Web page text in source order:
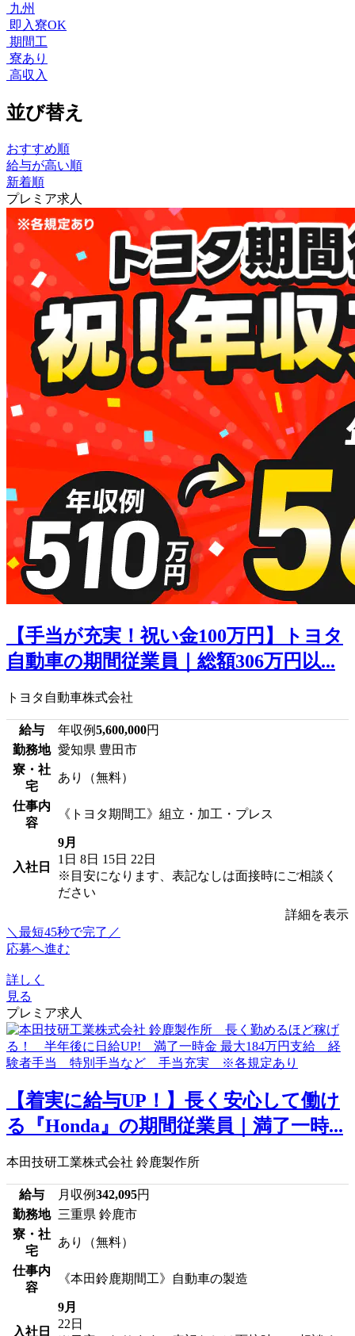
九州
即入寮OK
期間工
寮あり
高収入
並び替え
おすすめ順
給与が高い順
新着順
プレミア求人
【手当が充実！祝い金100万円】トヨタ
自動車の期間従業員｜総額306万円以...
トヨタ自動車株式会社
給与 年収例5,600,000円
勤務地 愛知県 豊田市
寮・社
宅
あり（無料）
仕事内
容
《トヨタ期間工》組立・加工・プレス
入社日
9月
1日 8日 15日 22日
※目安になります、表記なしは面接時にご相談く
ださい
詳細を表示
＼最短45秒で完了／
応募へ進む
詳しく
見る
プレミア求人
【着実に給与UP！】長く安心して働け
る『Honda』の期間従業員｜満了一時...
本田技研工業株式会社 鈴鹿製作所
給与 月収例342,095円
勤務地 三重県 鈴鹿市
寮・社
宅
あり（無料）
仕事内
容
《本田鈴鹿期間工》自動車の製造
入社日
9月
22日